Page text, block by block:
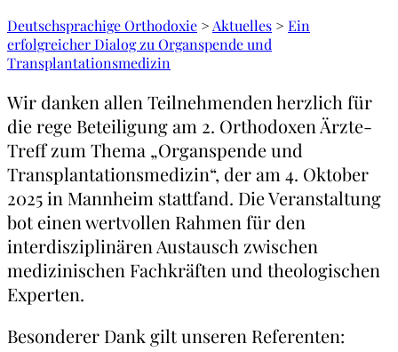
Deutschsprachige Orthodoxie > Aktuelles > Ein
erfolgreicher Dialog zu Organspende und
Transplantationsmedizin
Wir danken allen Teilnehmenden herzlich für
die rege Beteiligung am 2. Orthodoxen Ärzte-
Treff zum Thema „Organspende und
Transplantationsmedizin“, der am 4. Oktober
2025 in Mannheim stattfand. Die Veranstaltung
bot einen wertvollen Rahmen für den
interdisziplinären Austausch zwischen
medizinischen Fachkräften und theologischen
Experten.
Besonderer Dank gilt unseren Referenten: